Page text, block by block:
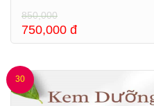
850,000
750,000 đ
30